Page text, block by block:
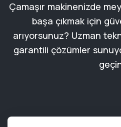
Çamaşır makinenizde
başa çıkmak için
arıyorsunuz? Uzman
garantili çözümler